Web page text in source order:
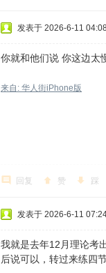
发表于 2026-6-11
你就和他们说 你这边太
来自: 华人街iPhone版
回复 赞 踩
发表于 2026-6-11
我就是去年12月理论考
后说可以，转过来练四